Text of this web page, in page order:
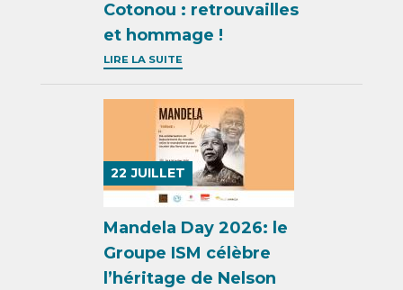
Cotonou : retrouvailles
et hommage !
LIRE LA SUITE
22 JUILLET
Mandela Day 2026: le
Groupe ISM célèbre
l’héritage de Nelson